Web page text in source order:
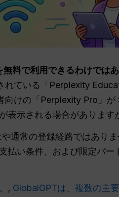
料で利用できるわけでは
れている「Perplexity
向けの「Perplexity Pro」が
表示される場合があります
通常の登録経路ではあり
払い条件、および限定パ
, GlobalGPTは、複数の主